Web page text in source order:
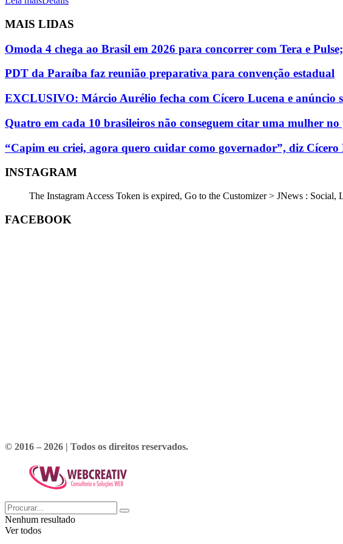
MAIS LIDAS
Omoda 4 chega ao Brasil em 2026 para concorrer com Tera e
PDT da Paraíba faz reunião preparativa para convenção estadual
EXCLUSIVO: Márcio Aurélio fecha com Cícero Lucena e anúncio
Quatro em cada 10 brasileiros não conseguem citar uma mulher
“Capim eu criei, agora quero cuidar como governador”, diz
INSTAGRAM
The Instagram Access Token is expired, Go to the Customizer > JNews :
FACEBOOK
© 2016 – 2026 | Todos os direitos reservados.
Nenhum resultado
Ver todos